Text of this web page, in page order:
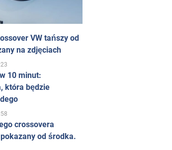
VW tańszy od
na zdjęciach
10 minut:
która będzie
crossovera
pokazany od środka.